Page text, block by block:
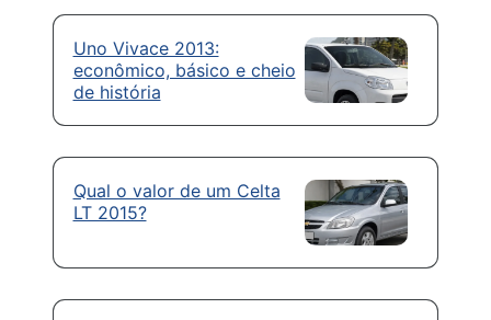
Uno Vivace 2013:
econômico, básico e cheio
de história
Qual o valor de um Celta
LT 2015?